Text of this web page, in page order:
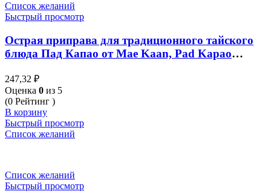
Список желаний
Быстрый просмотр
Острая приправа для традиционного тайского
блюда Пад Капао от Mae Kaan, Pad Kapao
247,32 ₽
Оценка 0 из 5
(0 Рейтинг )
В корзину
Быстрый просмотр
Список желаний
Список желаний
Быстрый просмотр